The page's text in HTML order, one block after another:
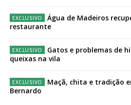
Água de Madeiros
restaurante
Gatos e problemas de
queixas na vila
Maçã, chita e tradição
Bernardo